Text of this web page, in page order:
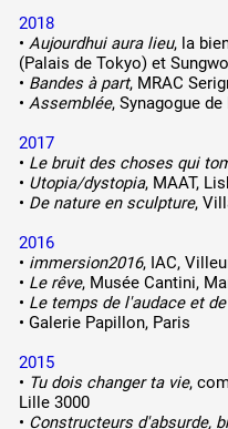
2018
• Aujourdhui aura lieu, la
(Palais de Tokyo) et
• Bandes à part, MRAC
• Assemblée, Synagogue de
2017
• Le bruit des choses qui
• Utopia/dystopia, MAAT,
• De nature en sculpture,
2016
• immersion2016, IAC,
• Le rêve, Musée Cantini,
• Le temps de l'audace et
• Galerie Papillon, Paris
2015
• Tu dois changer ta vie,
Lille 3000
• Constructeurs d'absurde,